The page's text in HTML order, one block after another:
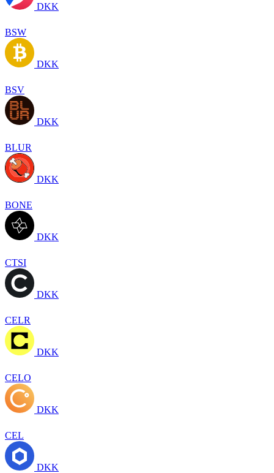
DKK
BSW
DKK
BSV
DKK
BLUR
DKK
BONE
DKK
CTSI
DKK
CELR
DKK
CELO
DKK
CEL
DKK